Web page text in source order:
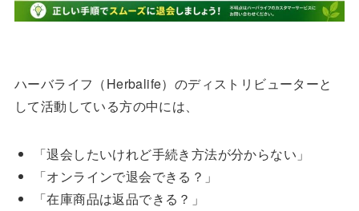
ハーバライフ（Herbalife）のディストリビューターと
して活動している方の中には、
「退会したいけれど手続き方法が分からない」
「オンラインで退会できる？」
「在庫商品は返品できる？」